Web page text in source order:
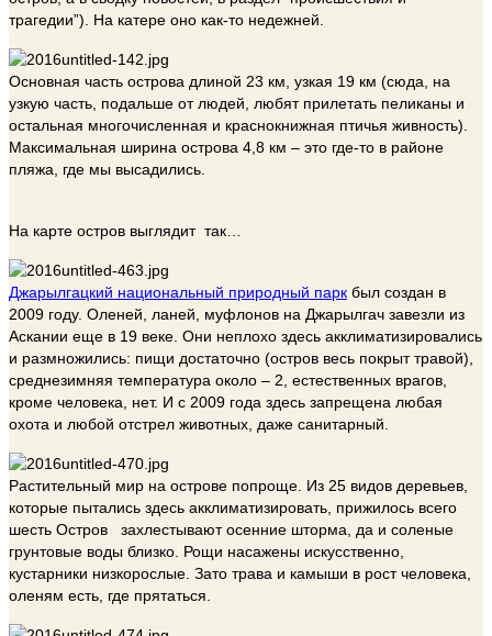
трагедии”). На катере оно как-то недежней.
Основная часть острова длиной 23 км, узкая 19 км (сюда, на
узкую часть, подальше от людей, любят прилетать пеликаны и
остальная многочисленная и краснокнижная птичья живность).
Максимальная ширина острова 4,8 км – это где-то в районе
пляжа, где мы высадились.
На карте остров выглядит так…
Джарылгацкий национальный природный парк был создан в
2009 году. Оленей, ланей, муфлонов на Джарылгач завезли из
Аскании еще в 19 веке. Они неплохо здесь акклиматизировались
и размножились: пищи достаточно (остров весь покрыт травой),
среднезимняя температура около – 2, естественных врагов,
кроме человека, нет. И с 2009 года здесь запрещена любая
охота и любой отстрел животных, даже санитарный.
Растительный мир на острове попроще. Из 25 видов деревьев,
которые пытались здесь акклиматизировать, прижилось всего
шесть Остров захлестывают осенние шторма, да и соленые
грунтовые воды близко. Рощи насажены искусственно,
кустарники низкорослые. Зато трава и камыши в рост человека,
оленям есть, где прятаться.